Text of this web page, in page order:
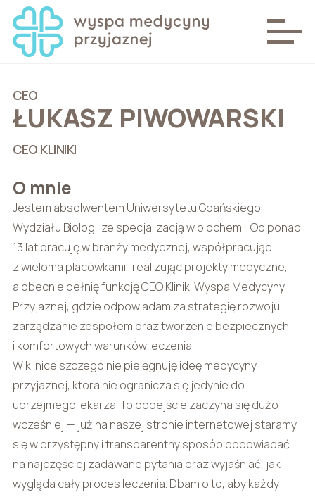
CEO
ŁUKASZ PIWOWARSKI
CEO KLINIKI
O mnie
Jestem absolwentem Uniwersytetu Gdańskiego,
Wydziału Biologii ze specjalizacją w biochemii. Od ponad
13 lat pracuję w branży medycznej, współpracując
z wieloma placówkami i realizując projekty medyczne,
a obecnie pełnię funkcję CEO Kliniki Wyspa Medycyny
Przyjaznej, gdzie odpowiadam za strategię rozwoju,
zarządzanie zespołem oraz tworzenie bezpiecznych
i komfortowych warunków leczenia.
W klinice szczególnie pielęgnuję ideę medycyny
przyjaznej, która nie ogranicza się jedynie do
uprzejmego lekarza. To podejście zaczyna się dużo
wcześniej — już na naszej stronie internetowej staramy
się w przystępny i transparentny sposób odpowiadać
na najczęściej zadawane pytania oraz wyjaśniać, jak
wygląda cały proces leczenia. Dbam o to, aby każdy